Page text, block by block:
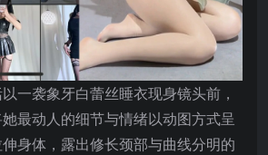
一袭象牙白蕾丝睡衣现身镜头前，
最动人的细节与情绪以动图方式呈
身体，露出修长颈部与曲线分明的